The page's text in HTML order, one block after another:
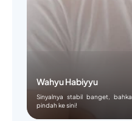
Wahyu Habiyyu
Sinyalnya stabil banget,
pindah ke sini!